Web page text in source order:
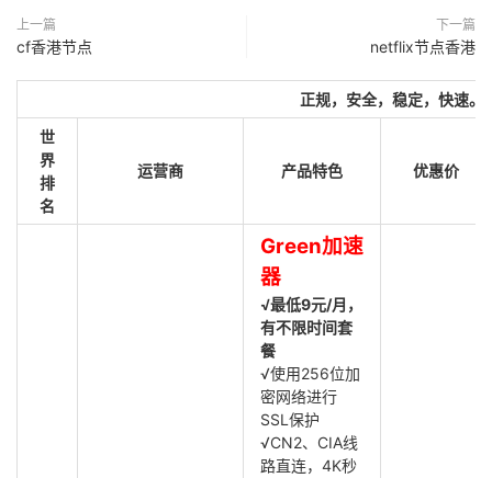
上一篇
cf香港节点
下一篇
netflix节点香港
正规，安全，稳定，快速。
世
界
排
名
运营商 产品特色 优惠价
Green加速
器
√最低9元/月，
有不限时间套
餐
√使用256位加
密网络进行
SSL保护
√CN2、CIA线
路直连，4K秒